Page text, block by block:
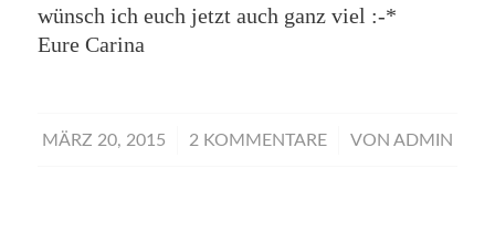
wünsch ich euch jetzt auch ganz viel :-*
Eure Carina
MÄRZ 20, 2015
/ 2 KOMMENTARE
/ VON ADMIN